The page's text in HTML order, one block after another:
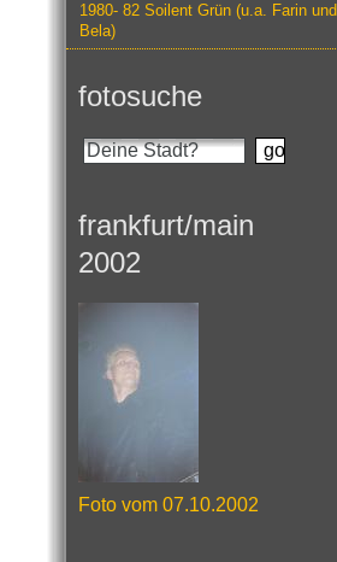
1980- 82 Soilent Grün (u.a. Farin und
Bela)
fotosuche
frankfurt/main
2002
Foto vom 07.10.2002